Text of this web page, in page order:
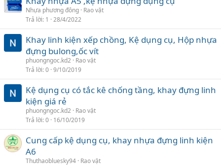
Nhựa phương đông Rao vặt
Trả lời 1 28/4/2022
Khay linh kiện xếp chồng, Kệ dụng cụ, Hộp nhựa
đựng bulong,ốc vít
phuongngoc.kd2 Rao vặt
Trả lời 0 9/10/2019
Kệ dụng cụ có tắc kê chống tầng, khay đựng linh
kiện giá rẻ
phuongngoc.kd2 Rao vặt
Trả lời 0 16/10/2019
Cung cấp kệ dụng cụ, khay nhựa đựng linh kiện
A6
Thuthaobluesky94 Rao vặt